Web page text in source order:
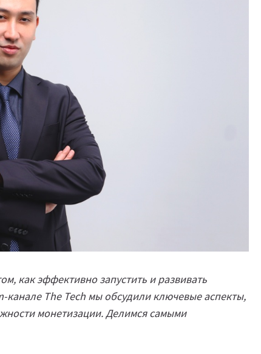
как эффективно запустить и развивать
канале The Tech мы обсудили ключевые аспекты,
монетизации. Делимся самыми